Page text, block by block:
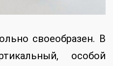
своеобразен. В
особой